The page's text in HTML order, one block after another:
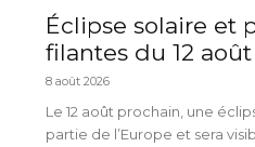
Éclipse solaire et
filantes du 12 août
8 août 2026
Le 12 août prochain, une
partie de l’Europe et sera